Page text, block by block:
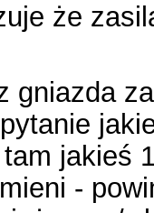
że
gniazda
jakieś
-